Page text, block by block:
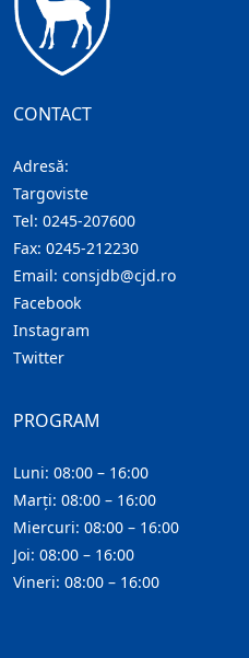
CONTACT
Adresă:
Targoviste
Tel: 0245-207600
Fax: 0245-212230
Email: consjdb@cjd.ro
Facebook
Instagram
Twitter
PROGRAM
Luni: 08:00 – 16:00
Marți: 08:00 – 16:00
Miercuri: 08:00 – 16:00
Joi: 08:00 – 16:00
Vineri: 08:00 – 16:00